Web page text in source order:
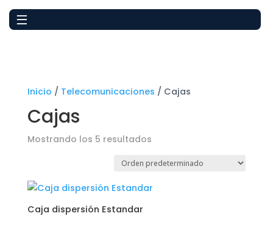
Inicio / Telecomunicaciones / Cajas
Cajas
Mostrando los 5 resultados
Caja dispersión Estandar